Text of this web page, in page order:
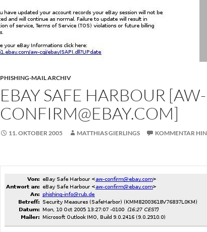
PHISHING-MAIL ARCHIV
EBAY SAFE HARBOUR [AW-
CONFIRM@EBAY.COM]
11. OKTOBER 2005 MATTHIAS GIERLINGS KOMMENTAR